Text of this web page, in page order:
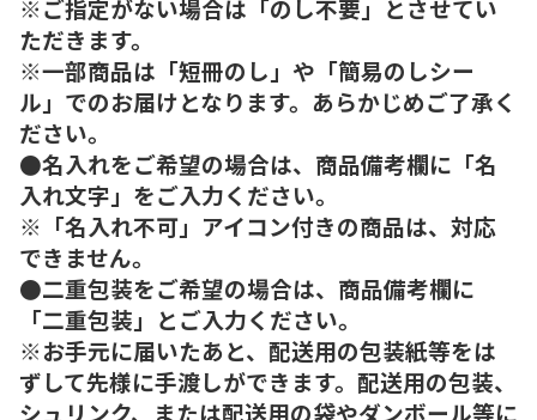
※ご指定がない場合は「のし不要」とさせてい
ただきます。
※一部商品は「短冊のし」や「簡易のしシー
ル」でのお届けとなります。あらかじめご了承く
ださい。
●名入れをご希望の場合は、商品備考欄に「名
入れ文字」をご入力ください。
※「名入れ不可」アイコン付きの商品は、対応
できません。
●二重包装をご希望の場合は、商品備考欄に
「二重包装」とご入力ください。
※お手元に届いたあと、配送用の包装紙等をは
ずして先様に手渡しができます。配送用の包装、
シュリンク、または配送用の袋やダンボール等に